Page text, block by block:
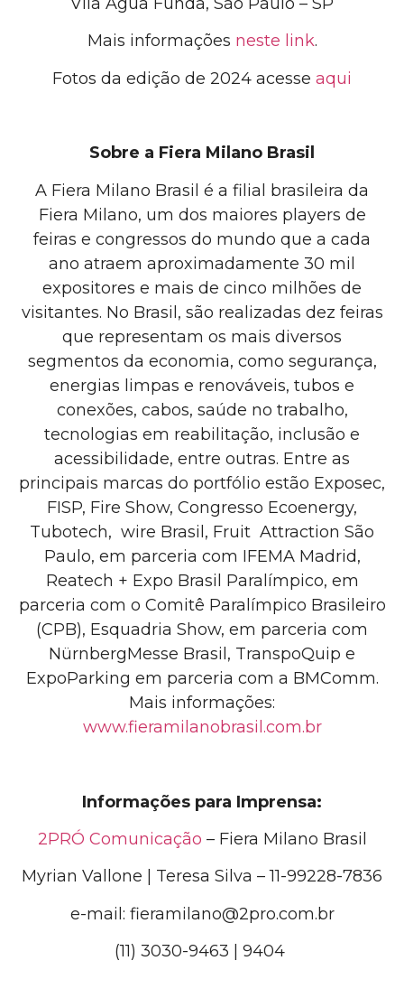
Mais informações neste link.
Fotos da edição de 2024 acesse aqui
Sobre a Fiera Milano Brasil
A Fiera Milano Brasil é a filial brasileira da
Fiera Milano, um dos maiores players de
feiras e congressos do mundo que a cada
ano atraem aproximadamente 30 mil
expositores e mais de cinco milhões de
visitantes. No Brasil, são realizadas dez feiras
que representam os mais diversos
segmentos da economia, como segurança,
energias limpas e renováveis, tubos e
conexões, cabos, saúde no trabalho,
tecnologias em reabilitação, inclusão e
acessibilidade, entre outras. Entre as
principais marcas do portfólio estão Exposec,
FISP, Fire Show, Congresso Ecoenergy,
Tubotech, wire Brasil , Fruit Attraction São
Paulo, em parceria com IFEMA Madrid,
Reatech + Expo Brasil Paralímpico, em
parceria com o Comitê Paralímpico Brasileiro
(CPB), Esquadria Show, em parceria com
NürnbergMesse Brasil, TranspoQuip e
ExpoParking em parceria com a BMComm.
Mais informações:
www.fieramilanobrasil.com.br
Informações para Imprensa:
2PRÓ Comunicação – Fiera Milano Brasil
Myrian Vallone | Teresa Silva – 11-99228-7836
e-mail: fieramilano@2pro.com.br
(11) 3030-9463 | 9404